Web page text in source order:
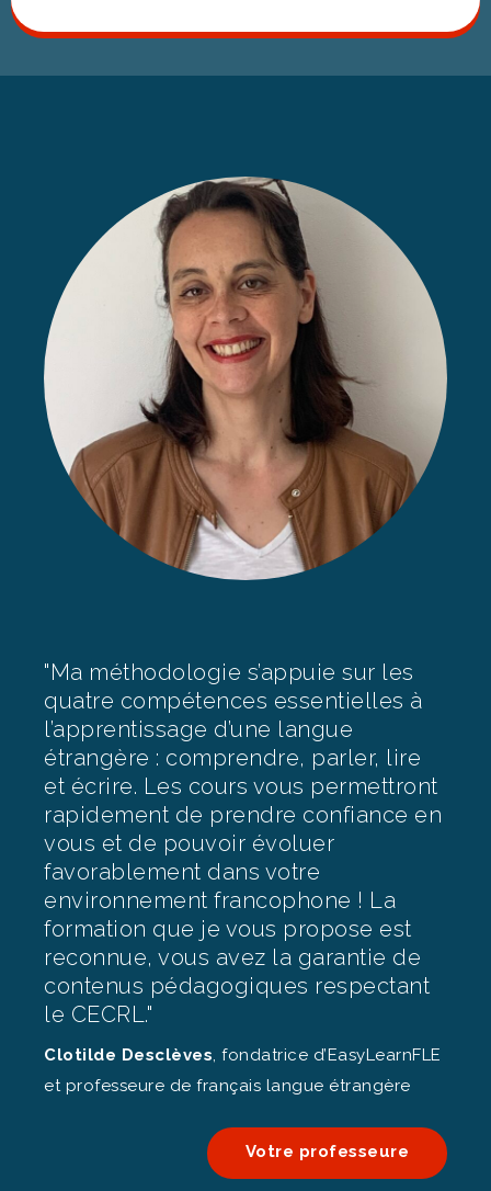
"Ma méthodologie s’appuie sur les
quatre compétences essentielles à
l’apprentissage d’une langue
étrangère : comprendre, parler, lire
et écrire. Les cours vous permettront
rapidement de prendre confiance en
vous et de pouvoir évoluer
favorablement dans votre
environnement francophone ! La
formation que je vous propose est
reconnue, vous avez la garantie de
contenus pédagogiques respectant
le CECRL."
Clotilde Desclèves, fondatrice d’EasyLearnFLE
et professeure de français langue étrangère
Votre professeure